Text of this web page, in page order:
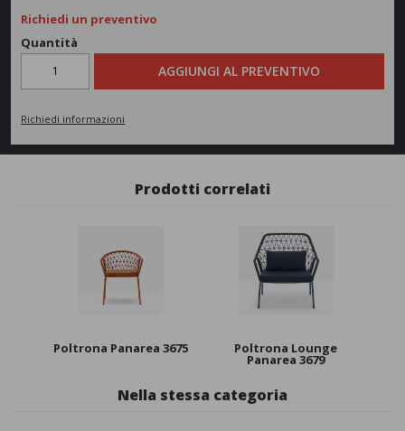
Richiedi un preventivo
Quantità
AGGIUNGI AL PREVENTIVO
Richiedi informazioni
Prodotti correlati
Poltrona Panarea 3675 Poltrona Lounge
Panarea 3679
Nella stessa categoria